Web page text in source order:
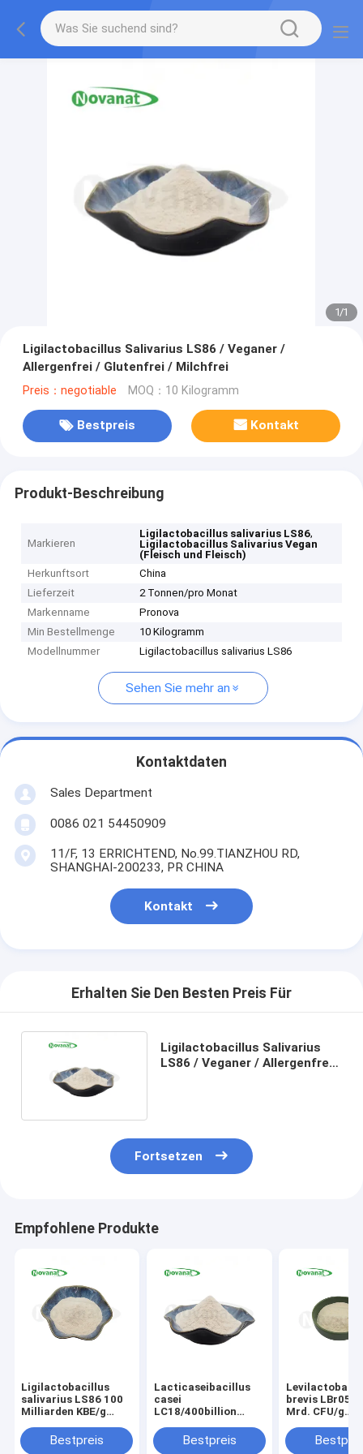
1/1
Ligilactobacillus Salivarius LS86 / Veganer /
Allergenfrei / Glutenfrei / Milchfrei
Preis：negotiable MOQ：10 Kilogramm
Bestpreis Kontakt
Produkt-Beschreibung
Markieren
Ligilactobacillus salivarius LS86,
Ligilactobacillus Salivarius Vegan
(Fleisch und Fleisch)
Herkunftsort
China
Lieferzeit
2 Tonnen/pro Monat
Markenname
Pronova
Min Bestellmenge
10 Kilogramm
Modellnummer
Ligilactobacillus salivarius LS86
Sehen Sie mehr an
Kontaktdaten
Sales Department
0086 021 54450909
11/F, 13 ERRICHTEND, No.99.TIANZHOU RD,
SHANGHAI-200233, PR CHINA
Kontakt
Erhalten Sie Den Besten Preis Für
Ligilactobacillus Salivarius
LS86 / Veganer / Allergenfrei /
Fortsetzen
Empfohlene Produkte
Ligilactobacillus
salivarius LS86 100
Milliarden KBE/g
Vegan/ Allergenfrei /
Glutenfrei / Milchfrei
Bestpreis
Lacticaseibacillus
casei
LC18/400billion
Bestpreis
brevis LBr05
Mrd. CFU/g
Allergenfrei /
Glutenfrei /